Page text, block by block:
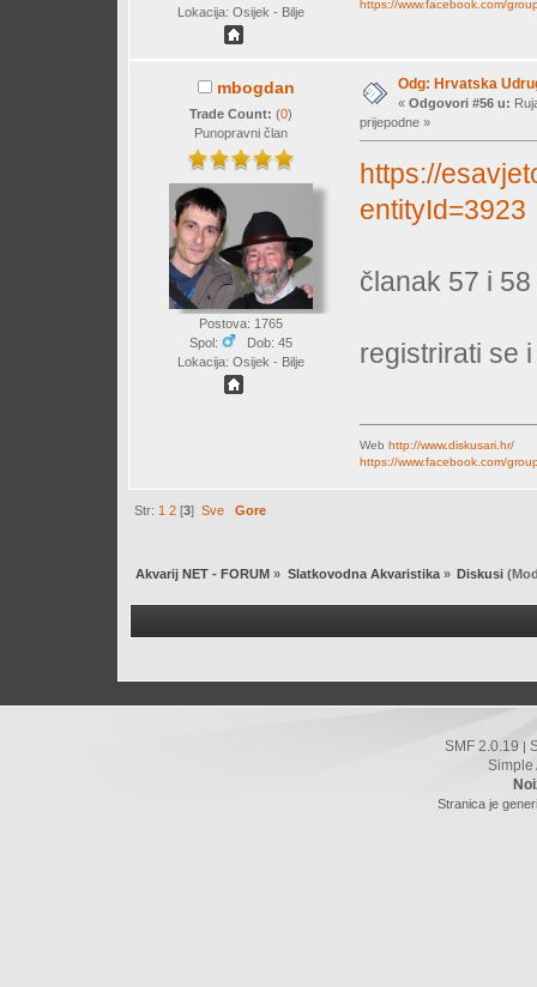
Lokacija: Osijek - Bilje
https://www.facebook.com/
mbogdan
Trade Count: (0)
Punopravni član
Postova: 1765
Spol:
Dob: 45
Lokacija: Osijek - Bilje
Odg: Hrvatska
« Odgovori #56 u:
prijepodne »
https://
entityId=3923
članak 57 i 58
registrirati se
Web http://www.diskusari.hr/
https://www.facebook.com/
Str: 1 2 [3]Sve Gore
Akvarij NET - FORUM » Slatkovodna Akvaristika» Diskusi
SMF 2.0.19 |
Simple
Stranica je